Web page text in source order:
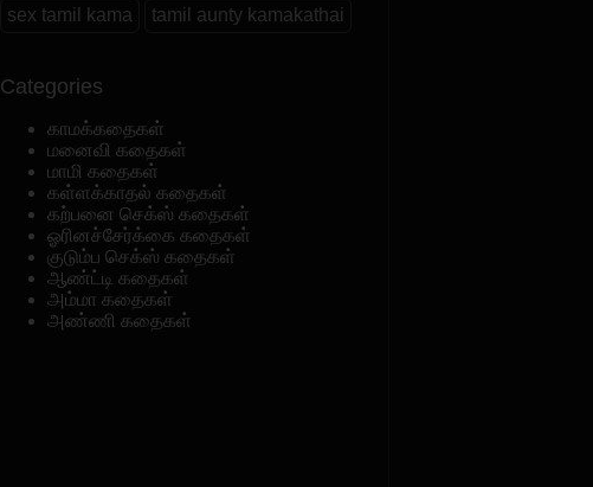
sex tamil kama tamil aunty kamakathai
Categories
காமக்கதைகள்
மனைவி கதைகள்
மாமி கதைகள்
கள்ளக்காதல் கதைகள்
கற்பனை செக்ஸ் கதைகள்
ஓரினச்சேர்க்கை கதைகள்
குடும்ப செக்ஸ் கதைகள்
ஆண்ட்டி கதைகள்
அம்மா கதைகள்
அண்ணி கதைகள்